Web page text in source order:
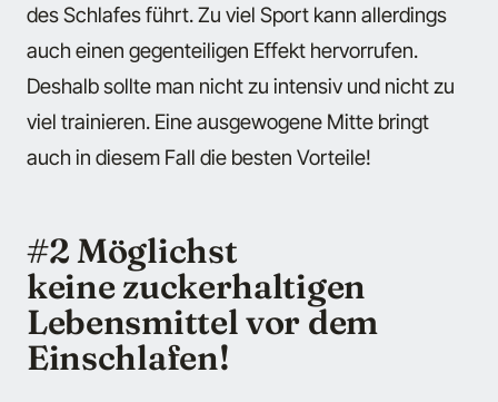
des Schlafes führt. Zu viel Sport kann allerdings
auch einen gegenteiligen Effekt hervorrufen.
Deshalb sollte man nicht zu intensiv und nicht zu
viel trainieren. Eine ausgewogene Mitte bringt
auch in diesem Fall die besten Vorteile!
#2 Möglichst
keine zuckerhaltigen
Lebensmittel vor dem
Einschlafen!